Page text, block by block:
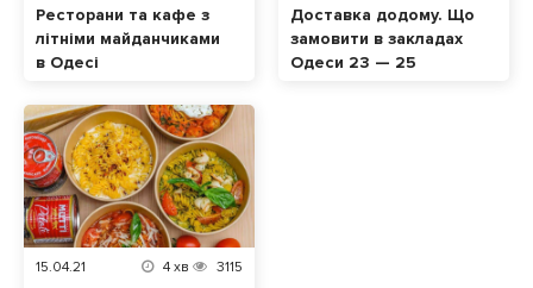
Ресторани та кафе з
літніми майданчиками
в Одесі
Доставка додому. Що
замовити в закладах
Одеси 23 — 25
15.04.21 4 хв 3115